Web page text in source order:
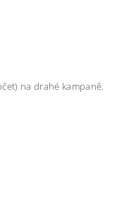
na drahé kampaně.